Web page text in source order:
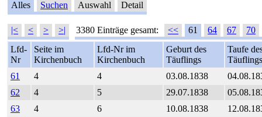
Alles Suchen Auswahl Detail
|< < > >| 3380 Einträge gesamt: << 61 64 67
70
Lfd-
Nr
Seite im
Kirchenbuch
Lfd-Nr im
Kirchenbuch
Geburt des
Täuflings
Taufe
Täuflings
61
4 4 03.08.1838
62
4 5 29.07.1838
63
4 6 10.08.1838